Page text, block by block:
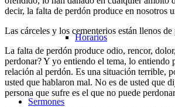
Horarios
Sermones
decir, la falta de perdón produce en nosotros
Las cárceles y los cementerios están llenos
La falta de perdón produce odio, rencor,
perdonar? Y yo entiendo el tema, lo entiendo
relación al perdón. Es una situación terrible,
usted que hablaron mal. No es de usted que
persona que sufre es el que no puede